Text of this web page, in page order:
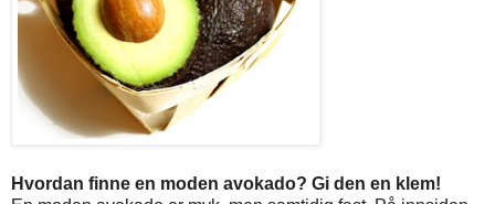
Hvordan finne en moden avokado? Gi den en klem!